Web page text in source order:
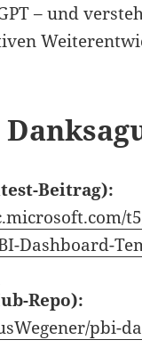
– und
Beitrag):
Dashboard-
Repo):
pbi-